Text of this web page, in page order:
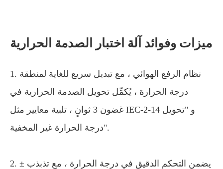
ميزات وفوائد آلة اختبار الصدمة الحرارية
1. نظام الرفع الهوائي ، مع تبديل سريع للغاية لمنطقة
درجة الحرارة ، يُكمِّل تحويل الصدمة الحرارية في
غضون 3 ثوانٍ ، تلبية معايير مثل IEC-2-14 و "تحويل
درجة الحرارة غير المخفية".
2. يضمن التحكم الدقيق في درجة الحرارة ، مع تذبذب ±